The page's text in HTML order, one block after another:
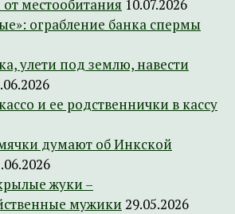
местообитания 10.07.2026
ограбление банка спермы
улети под землю, навести
и ее родственнички в кассу
думают об Инкской
жуки –
мужики 29.05.2026